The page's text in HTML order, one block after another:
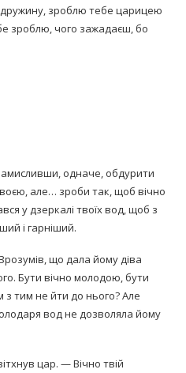
дружину, зроблю тебе царицею
зроблю, чого зажадаєш, бо
одначе, обдурити
але… зроби так, щоб вічно
у дзеркалі твоїх вод, щоб з
і гарніший.
що дала йому діва
Бути вічно молодою, бути
тим не йти до нього? Але
вод не дозволяла йому
цар. — Вічно твій